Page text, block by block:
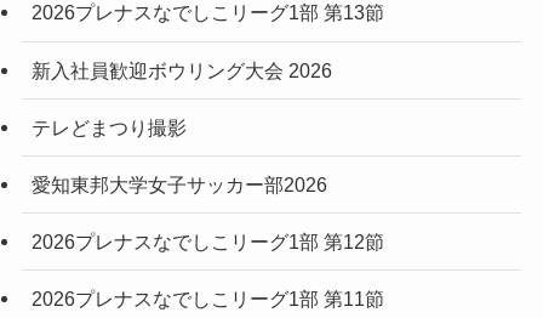
2026プレナスなでしこリーグ1部 第13節
新入社員歓迎ボウリング大会 2026
テレどまつり撮影
愛知東邦大学女子サッカー部2026
2026プレナスなでしこリーグ1部 第12節
2026プレナスなでしこリーグ1部 第11節